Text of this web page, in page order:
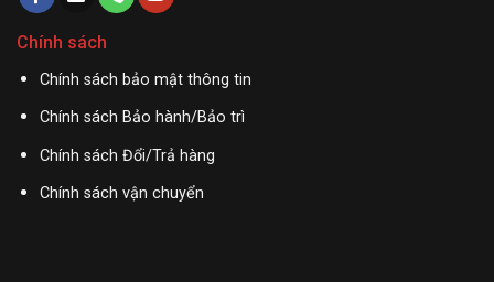
Chính sách
Chính sách bảo mật thông tin
Chính sách Bảo hành/Bảo trì
Chính sách Đổi/Trả hàng
Chính sách vận chuyển